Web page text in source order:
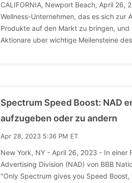
CALIFORNIA, Newport Beach, April 26,
Wellness-Unternehmen, das es sich
Produkte auf den Markt zu bringen, und
Aktionare uber wichtige Meilensteine
Spectrum Speed Boost: NAD
aufzugeben oder zu andern
Apr 28, 2023 5:36 PM ET
New York, NY - April 26, 2023 - In einer
Advertising Division (NAD) von BBB
"Only Spectrum gives you Speed